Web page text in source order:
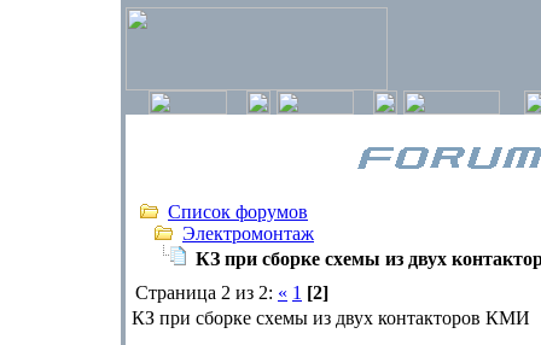
Список форумов
Электромонтаж
КЗ при сборке схемы из двух
Страница 2 из 2: « 1 [2]
КЗ при сборке схемы из двух контакторов КМИ